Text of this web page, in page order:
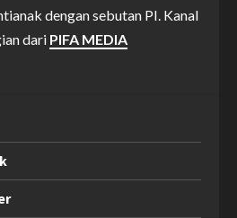
dengan sebutan PI. Kanal
dari PIFA MEDIA